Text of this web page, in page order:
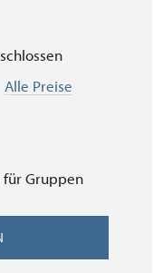
Alle Preise
Gruppen